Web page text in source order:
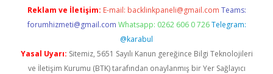
Reklam ve İletişim: E-mail: backlinkpaneli@gmail.com Teams:
forumhizmeti@gmail.com Whatsapp: 0262 606 0 726 Telegram:
@karabul
Yasal Uyarı: Sitemiz, 5651 Sayılı Kanun gereğince Bilgi Teknolojileri
ve İletişim Kurumu (BTK) tarafından onaylanmış bir Yer Sağlayıcı